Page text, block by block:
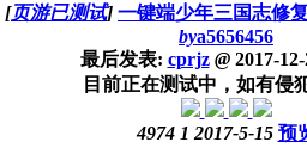
[页游已测试] 一键端少年三国志修
bya5656456
最后发表: cprjz @2017-12-
目前正在测试中，如有侵
4974 1 2017-5-15 预